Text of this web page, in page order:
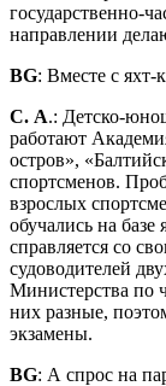
государственно-
направлении
BG: Вместе с
С. А.: Детско-
работают
остров»,
спортсменов.
взрослых
обучались на базе
справляется со
судоводителей
Министерства по
них разные,
экзамены.
BG: А спрос на